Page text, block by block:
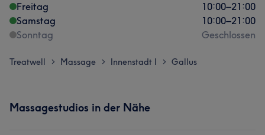
Freitag
10:00–21:00
Samstag
10:00–21:00
Sonntag
Geschlossen
Treatwell > Massage > Innenstadt I > Gallus
Massagestudios in der Nähe